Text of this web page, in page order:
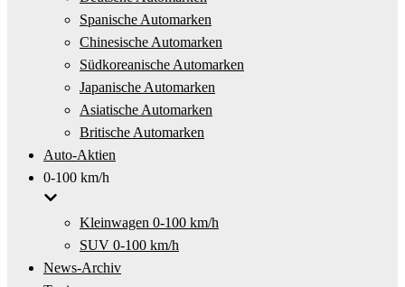
Spanische Automarken
Chinesische Automarken
Südkoreanische Automarken
Japanische Automarken
Asiatische Automarken
Britische Automarken
Auto-Aktien
0-100 km/h
Kleinwagen 0-100 km/h
SUV 0-100 km/h
News-Archiv